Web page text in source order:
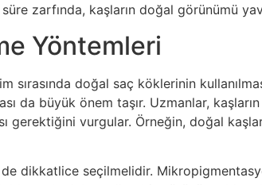
zarfında, kaşların doğal görünümü
Yöntemleri
doğal saç köklerinin
da büyük önem taşır. Uzmanlar,
gerektiğini vurgular. Örneğin, doğal
dikkatlice seçilmelidir.